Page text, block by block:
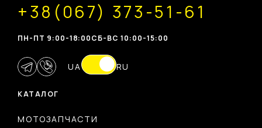
КАТАЛОГ
МОТОЗАПЧАСТИ
+38(067) 373-51-61
ПН-ПТ 9:00-18:00CБ-ВС 10:00-15:00
UA RU